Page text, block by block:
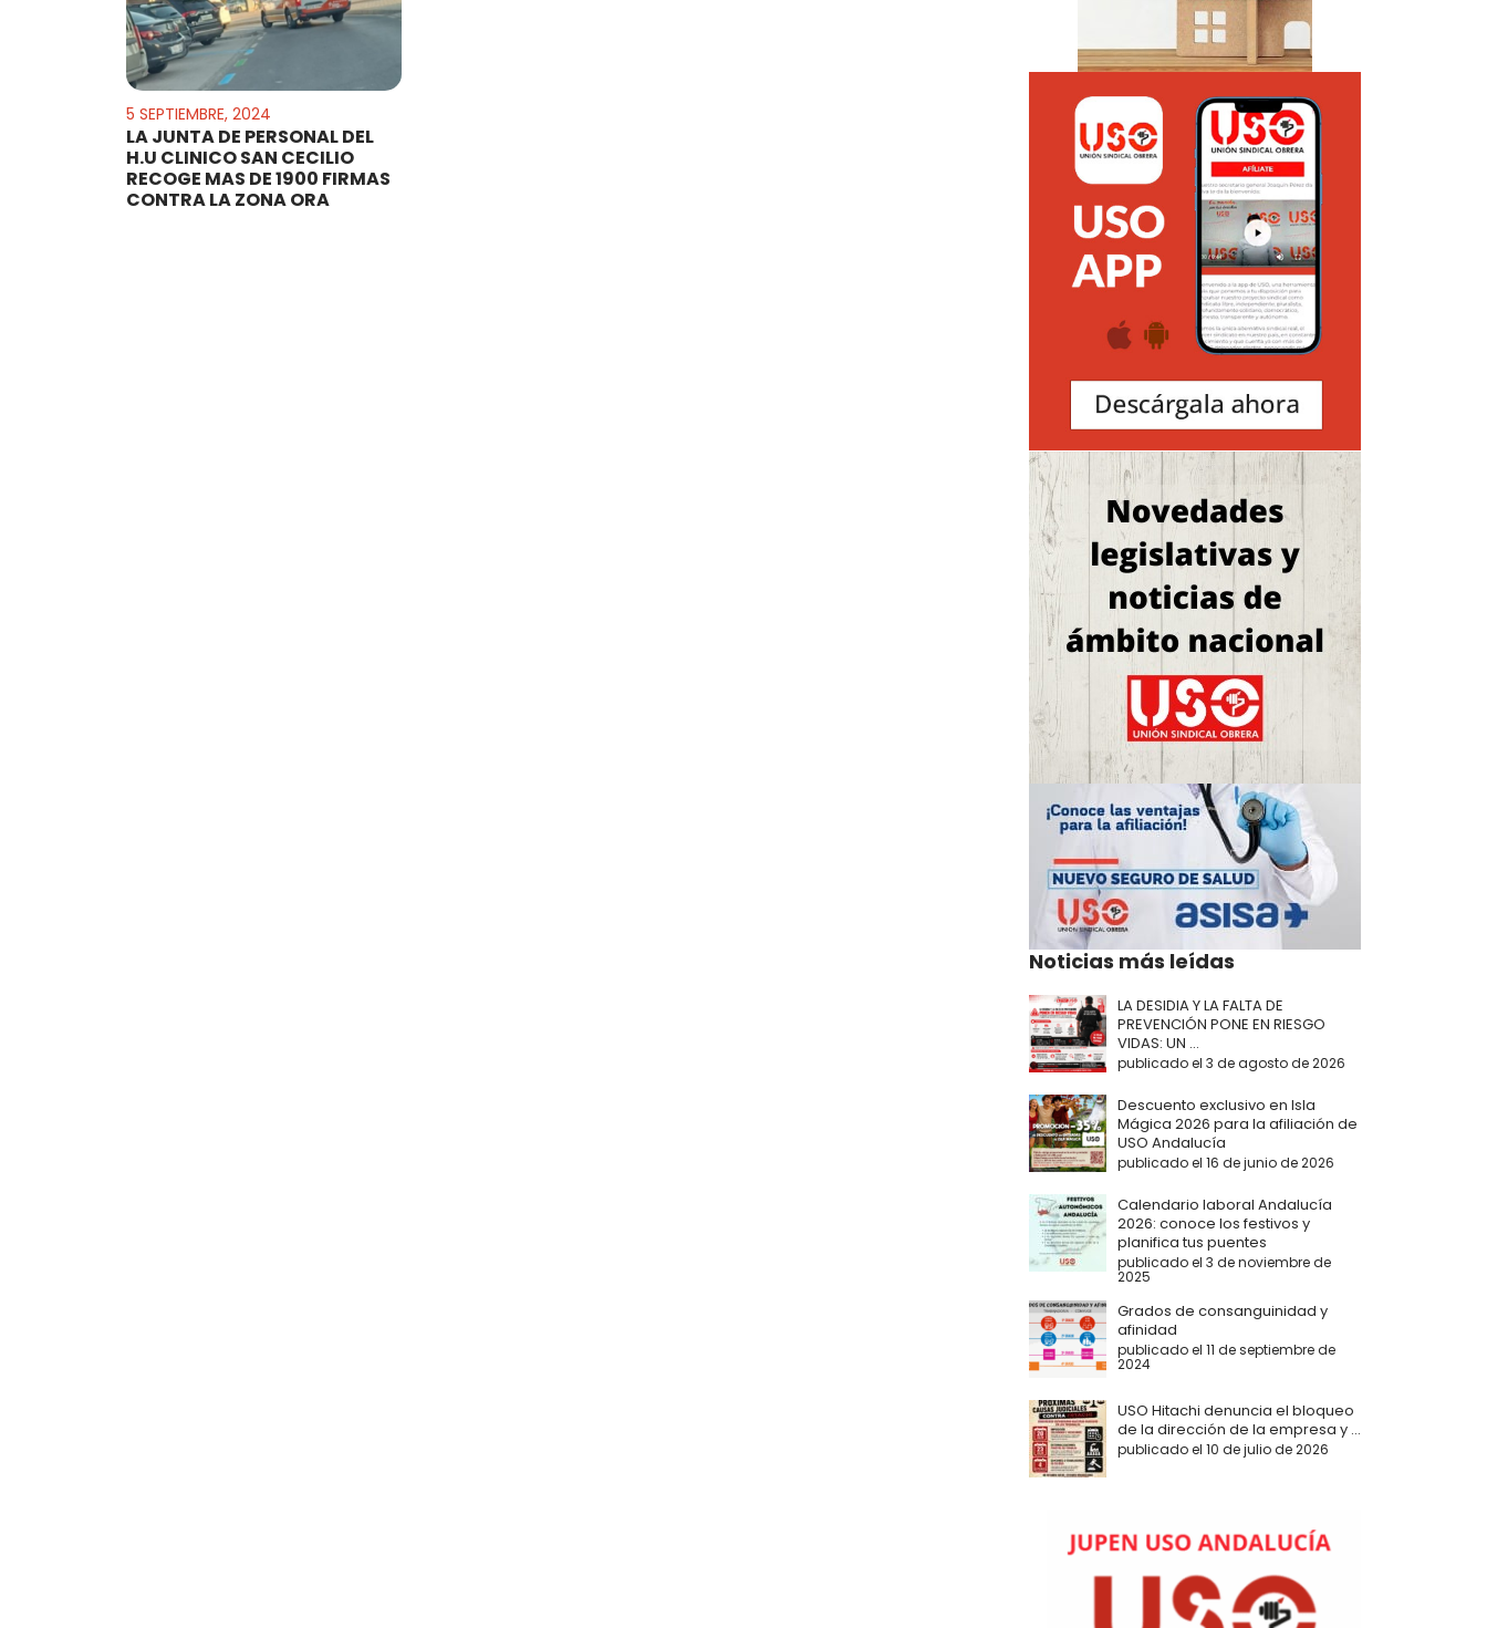
5 SEPTIEMBRE, 2024
LA JUNTA DE PERSONAL DEL
H.U CLINICO SAN CECILIO
RECOGE MAS DE 1900 FIRMAS
CONTRA LA ZONA ORA
Noticias más leídas
LA DESIDIA Y LA FALTA DE
PREVENCIÓN PONE EN RIESGO
VIDAS: UN ...
publicado el 3 de agosto de 2026
Descuento exclusivo en Isla
Mágica 2026 para la afiliación de
USO Andalucía
publicado el 16 de junio de 2026
Calendario laboral Andalucía
2026: conoce los festivos y
planifica tus puentes
publicado el 3 de noviembre de
2025
Grados de consanguinidad y
afinidad
publicado el 11 de septiembre de
2024
USO Hitachi denuncia el bloqueo
de la dirección de la empresa y ...
publicado el 10 de julio de 2026